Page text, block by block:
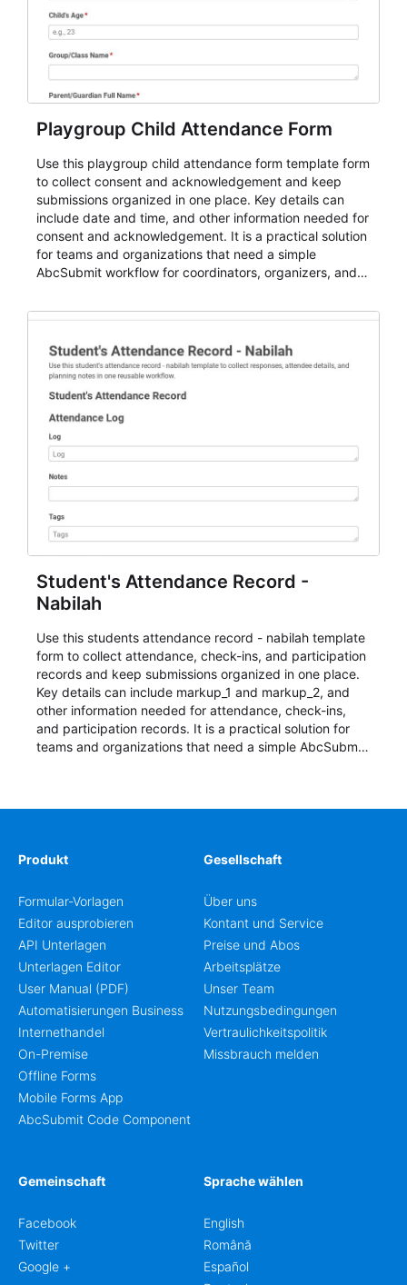
Playgroup Child Attendance Form
Use this playgroup child attendance form template form
to collect consent and acknowledgement and keep
submissions organized in one place. Key details can
include date and time, and other information needed for
consent and acknowledgement. It is a practical solution
for teams and organizations that need a simple
AbcSubmit workflow for coordinators, organizers, and
Student's Attendance Record -
Nabilah
Use this students attendance record - nabilah template
form to collect attendance, check-ins, and participation
records and keep submissions organized in one place.
Key details can include markup_1 and markup_2, and
other information needed for attendance, check-ins,
and participation records. It is a practical solution for
teams and organizations that need a simple AbcSubmit
Produkt
Formular-Vorlagen
Editor ausprobieren
API Unterlagen
Unterlagen Editor
User Manual (PDF)
Automatisierungen Business
Internethandel
On-Premise
Offline Forms
Mobile Forms App
AbcSubmit Code Component
Gesellschaft
Über uns
Kontant und Service
Preise und Abos
Arbeitsplätze
Unser Team
Nutzungsbedingungen
Vertraulichkeitspolitik
Missbrauch melden
Gemeinschaft
Facebook
Twitter
Google +
Sprache wählen
English
Română
Español